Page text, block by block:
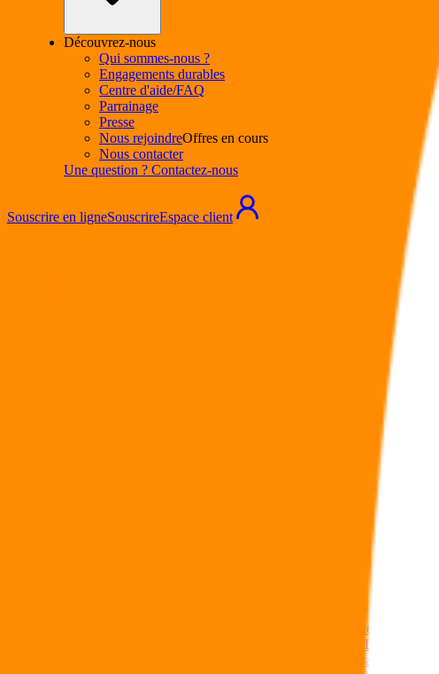
Découvrez-nous
Qui sommes-nous ?
Engagements durables
Centre d'aide/FAQ
Parrainage
Presse
Nous rejoindreOffres en cours
Nous contacter
Une question ? Contactez-nous
Souscrire en ligneSouscrireEspace client
Est-ce que la Flat Tax concerne uniquement l’assurance vie ?
Est-ce que la Flat Tax concerne le PEA, les LEP et les PEL ?
Comment l’assureur va-t-il calculer le taux applicable en cas de retrait ?